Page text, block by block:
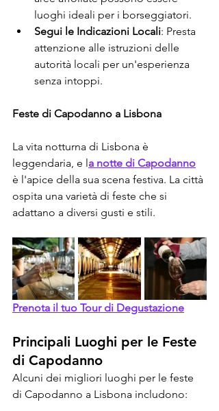
luoghi ideali per i borseggiatori.
Segui le Indicazioni Locali: Presta
attenzione alle istruzioni delle
autorità locali per un'esperienza
senza intoppi.
Feste di Capodanno a Lisbona
La vita notturna di Lisbona è
leggendaria, e la notte di Capodanno
è l'apice della sua scena festiva. La città
ospita una varietà di feste che si
adattano a diversi gusti e stili.
Prenota il tuo Tour di Degustazione
Principali Luoghi per le Feste
di Capodanno
Alcuni dei migliori luoghi per le feste
di Capodanno a Lisbona includono: